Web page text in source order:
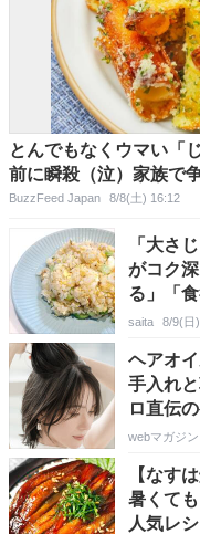
とんでもなくウマい「
前に瞬殺（泣）家族で
BuzzFeed Japan 8/8(土) 16:12
「大さ
がコク
る」「食
saita 8/9(日
ヘアオ
手入れ
ロ直伝
webマガジ
【なす
暑くて
人気レ